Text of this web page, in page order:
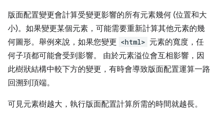
版面配置變更會計算受變更影響的所有元素幾何 (位置和大
小)。如果變更某個元素，可能需要重新計算其他元素的幾
何圖形。舉例來說，如果您變更 <html> 元素的寬度，任
何子項都可能會受到影響。 由於元素溢位會互相影響，因
此樹狀結構中較下方的變更，有時會導致版面配置運算一路
回溯到頂端。
可見元素樹越大，執行版面配置計算所需的時間就越長。